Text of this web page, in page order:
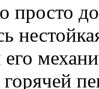
просто
его
горячей